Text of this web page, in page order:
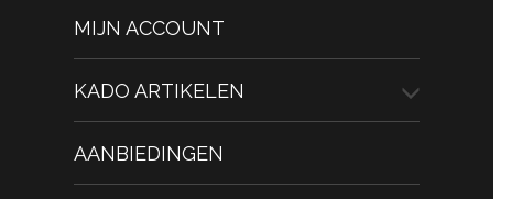
MIJN ACCOUNT
KADO ARTIKELEN
AANBIEDINGEN